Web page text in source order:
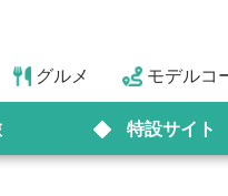
グルメ モデルコ
特設サイト